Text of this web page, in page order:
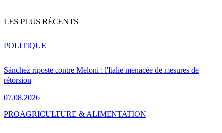
LES PLUS RÉCENTS
Sánchez riposte contre Meloni : l'Italie menacée de mesures de
rétorsion
07.08.2026
POLITIQUE
PROAGRICULTURE & ALIMENTATION